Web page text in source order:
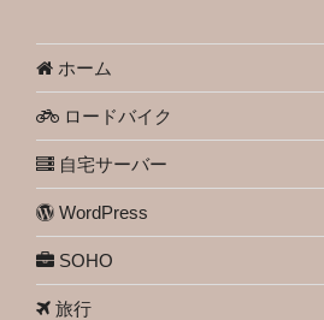
ホーム
ロードバイク
自宅サーバー
WordPress
SOHO
旅行